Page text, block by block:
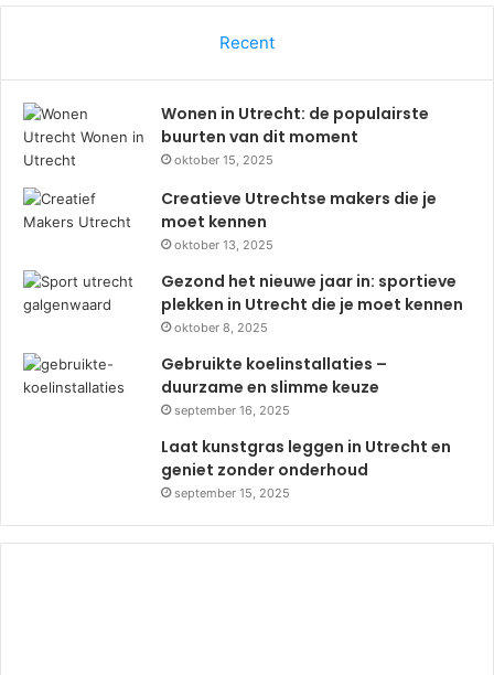
Recent
Wonen in Utrecht: de populairste
buurten van dit moment
oktober 15, 2025
Creatieve Utrechtse makers die je
moet kennen
oktober 13, 2025
Gezond het nieuwe jaar in: sportieve
plekken in Utrecht die je moet kennen
oktober 8, 2025
Gebruikte koelinstallaties –
duurzame en slimme keuze
september 16, 2025
Laat kunstgras leggen in Utrecht en
geniet zonder onderhoud
september 15, 2025